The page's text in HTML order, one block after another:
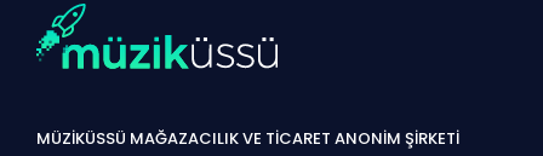
MÜZİKÜSSÜ MAĞAZACILIK VE TİCARET ANONİM ŞİRKETİ